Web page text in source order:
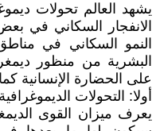
يشهد العالم تحولات
الانفجار السكاني في
النمو السكاني في
البشرية من منظور
على الحضارة الإنسانية
أولا: التحولات
يعرف ميزان القوى